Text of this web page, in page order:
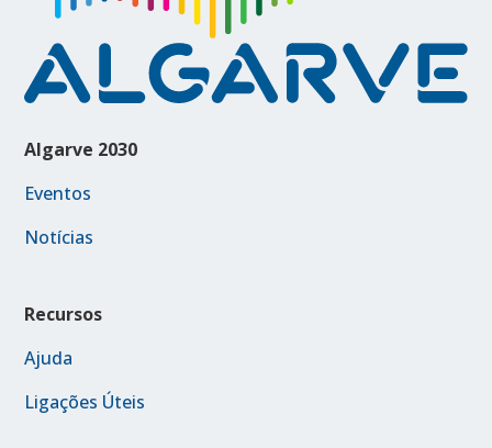
Algarve 2030
Eventos
Notícias
Recursos
Ajuda
Ligações Úteis